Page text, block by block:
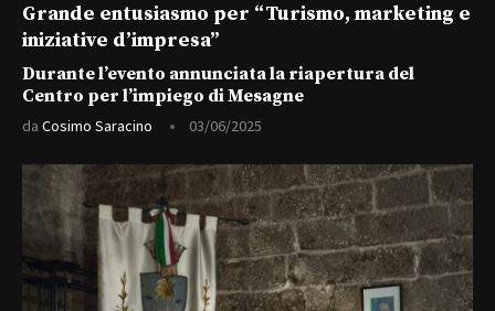
Grande entusiasmo per “Turismo, marketing e
iniziative d’impresa”
Durante l’evento annunciata la riapertura del
Centro per l’impiego di Mesagne
da Cosimo Saracino 03/06/2025